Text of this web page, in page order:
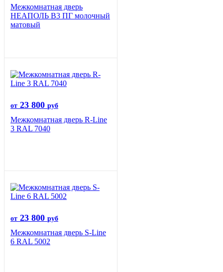
Межкомнатная дверь
НЕАПОЛЬ В3 ПГ молочный
матовый
от 23 800 руб
Межкомнатная дверь R-Line
3 RAL 7040
от 23 800 руб
Межкомнатная дверь S-Line
6 RAL 5002